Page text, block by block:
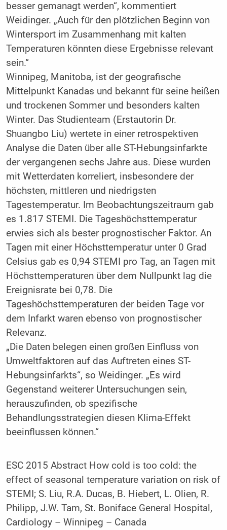
besser gemanagt werden“, kommentiert
Weidinger. „Auch für den plötzlichen Beginn von
Wintersport im Zusammenhang mit kalten
Temperaturen könnten diese Ergebnisse relevant
sein.“
Winnipeg, Manitoba, ist der geografische
Mittelpunkt Kanadas und bekannt für seine heißen
und trockenen Sommer und besonders kalten
Winter. Das Studienteam (Erstautorin Dr.
Shuangbo Liu) wertete in einer retrospektiven
Analyse die Daten über alle ST-Hebungsinfarkte
der vergangenen sechs Jahre aus. Diese wurden
mit Wetterdaten korreliert, insbesondere der
höchsten, mittleren und niedrigsten
Tagestemperatur. Im Beobachtungszeitraum gab
es 1.817 STEMI. Die Tageshöchsttemperatur
erwies sich als bester prognostischer Faktor. An
Tagen mit einer Höchsttemperatur unter 0 Grad
Celsius gab es 0,94 STEMI pro Tag, an Tagen mit
Höchsttemperaturen über dem Nullpunkt lag die
Ereignisrate bei 0,78. Die
Tageshöchsttemperaturen der beiden Tage vor
dem Infarkt waren ebenso von prognostischer
Relevanz.
„Die Daten belegen einen großen Einfluss von
Umweltfaktoren auf das Auftreten eines ST-
Hebungsinfarkts“, so Weidinger. „Es wird
Gegenstand weiterer Untersuchungen sein,
herauszufinden, ob spezifische
Behandlungsstrategien diesen Klima-Effekt
beeinflussen können.“
ESC 2015 Abstract How cold is too cold: the
effect of seasonal temperature variation on risk of
STEMI; S. Liu, R.A. Ducas, B. Hiebert, L. Olien, R.
Philipp, J.W. Tam, St. Boniface General Hospital,
Cardiology – Winnipeg – Canada